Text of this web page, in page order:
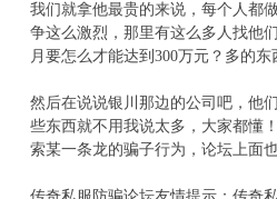
我们就拿他最贵的来说，每个人都
争这么激烈，那里有这么多人找他
月要怎么才能达到300万元？多的
然后在说说银川那边的公司吧，他
些东西就不用我说太多，大家都懂
索某一条龙的骗子行为，论坛上面